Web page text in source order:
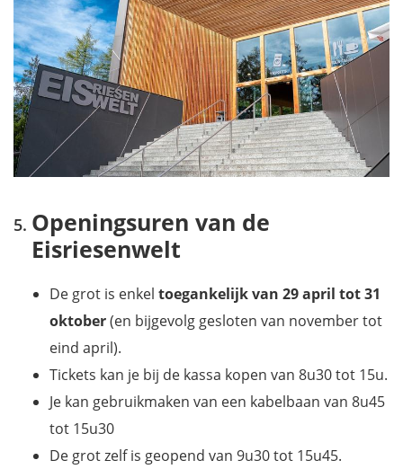
Openingsuren van de
Eisriesenwelt
De grot is enkel toegankelijk van 29 april tot 31
oktober(en bijgevolg gesloten van november tot
eind april).
Tickets kan je bij de kassa kopen van 8u30 tot 15u.
Je kan gebruikmaken van een kabelbaan van 8u45
tot 15u30
De grot zelf is geopend van 9u30 tot 15u45.